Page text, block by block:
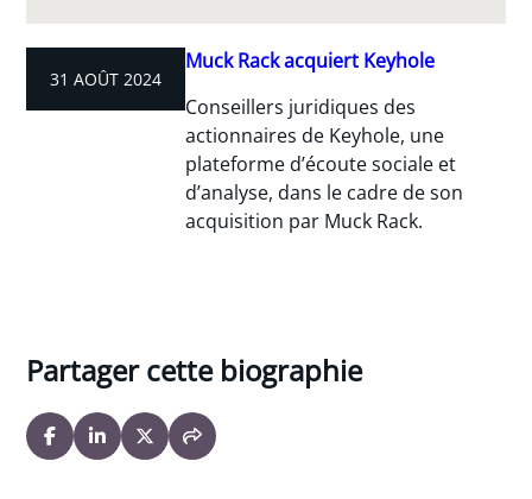
31 AOÛT 2024
Muck Rack acquiert Keyhole
Conseillers juridiques des
actionnaires de Keyhole, une
plateforme d’écoute sociale et
d’analyse, dans le cadre de son
acquisition par Muck Rack.
Partager cette biographie